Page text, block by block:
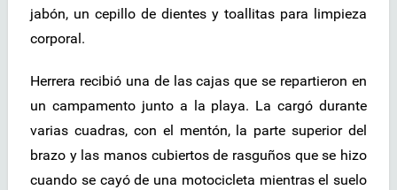
jabón, un cepillo de dientes y toallitas para limpieza
corporal.
Herrera recibió una de las cajas que se repartieron en
un campamento junto a la playa. La cargó durante
varias cuadras, con el mentón, la parte superior del
brazo y las manos cubiertos de rasguños que se hizo
cuando se cayó de una motocicleta mientras el suelo